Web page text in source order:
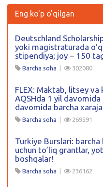
Eng ko'p o'qilgan
Deutschland
yoki magistraturada
stipendiya; joy – 150
Barcha soha | 302080
FLEX: Maktab, litsey va
AQSHda 1 yil davomida
davomida barcha
Barcha soha | 269591
Turkiye Burslari:
uchun to’liq grantlar,
boshqalar!
Barcha soha | 236162